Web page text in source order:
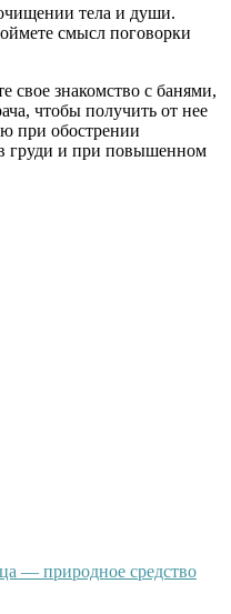
тела и души.
смысл поговорки
свое знакомство с банями,
чтобы получить от нее
при обострении
груди и при повышенном
— природное средство